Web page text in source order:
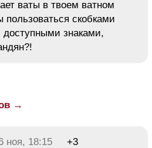
ваты в твоем ватном
пользоваться скобками
знаками,
→
ноя, 18:15
+3